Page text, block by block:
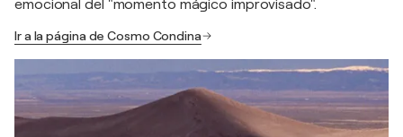
emocional del "momento mágico improvisado".
Ir a la página de Cosmo Condina